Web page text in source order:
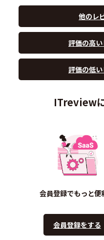
他のレ
評価の高
評価の低
ITreview
会員登録でもっと便
会員登録をする